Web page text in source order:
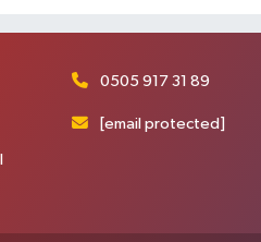
0505 917 31 89
[email protected]